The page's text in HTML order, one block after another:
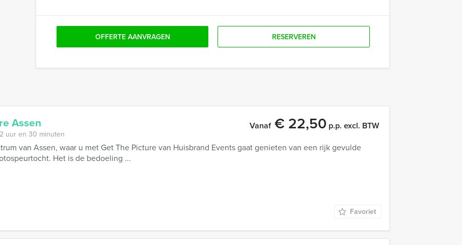
OFFERTE AANVRAGEN RESERVEREN
Assen
Vanaf€ 22,50 p.p. excl. BTW
uur en 30 minuten
van Assen, waar u met Get The Picture van Huisbrand Events gaat genieten van een rijk gevulde
Het is de bedoeling ...
Favoriet